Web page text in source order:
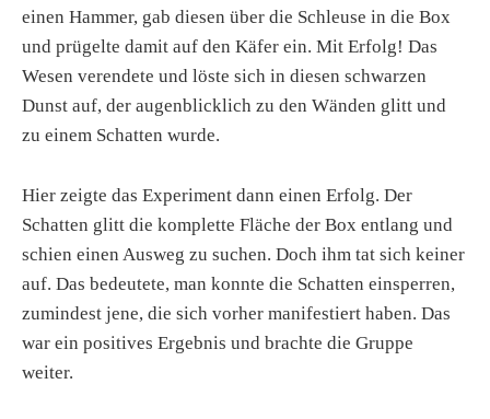
einen Hammer, gab diesen über die Schleuse in die Box
und prügelte damit auf den Käfer ein. Mit Erfolg! Das
Wesen verendete und löste sich in diesen schwarzen
Dunst auf, der augenblicklich zu den Wänden glitt und
zu einem Schatten wurde.
Hier zeigte das Experiment dann einen Erfolg. Der
Schatten glitt die komplette Fläche der Box entlang und
schien einen Ausweg zu suchen. Doch ihm tat sich keiner
auf. Das bedeutete, man konnte die Schatten einsperren,
zumindest jene, die sich vorher manifestiert haben. Das
war ein positives Ergebnis und brachte die Gruppe
weiter.